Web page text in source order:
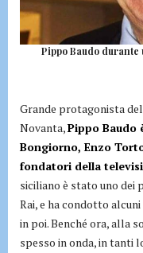
Pippo Baudo
Grande protagonista
Novanta,Pippo Baudo
Bongiorno, Enzo
fondatori della
siciliano è stato uno
Rai, e ha condotto
in poi. Benché ora, alla
spesso in onda, in tanti